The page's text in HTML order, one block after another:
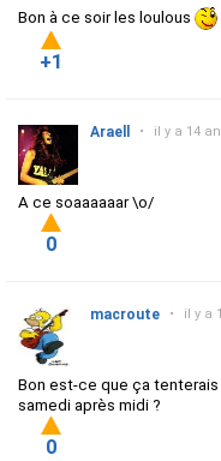
Bon à ce soir les loulous
+1
Araell • il y a 14
A ce soaaaaaar \o/
0
macroute • il y a
Bon est-ce que ça tenterais
samedi après midi ?
0